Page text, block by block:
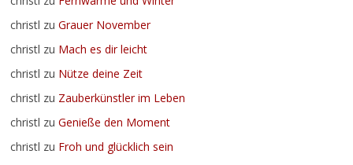
christl zuGrauer November
christl zu Mach es dir leicht
christl zu Nütze deine Zeit
christl zu Zauberkünstler im Leben
christl zuGenieße den Moment
christl zu Froh und glücklich sein